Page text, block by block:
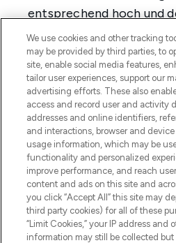
We use cookies and other tracking
may be provided by third parties, to
site, enable social media features,
tailor user experiences, support our
advertising efforts. These also
access and record user and activity
addresses and online identifiers,
and interactions, browser and
usage information, which may be
functionality and personalized
improve performance, and reach
content and ads on this site and
you click “Accept All” this site may
third party cookies) for all of these
“Limit Cookies,” your IP address and
information may still be collected